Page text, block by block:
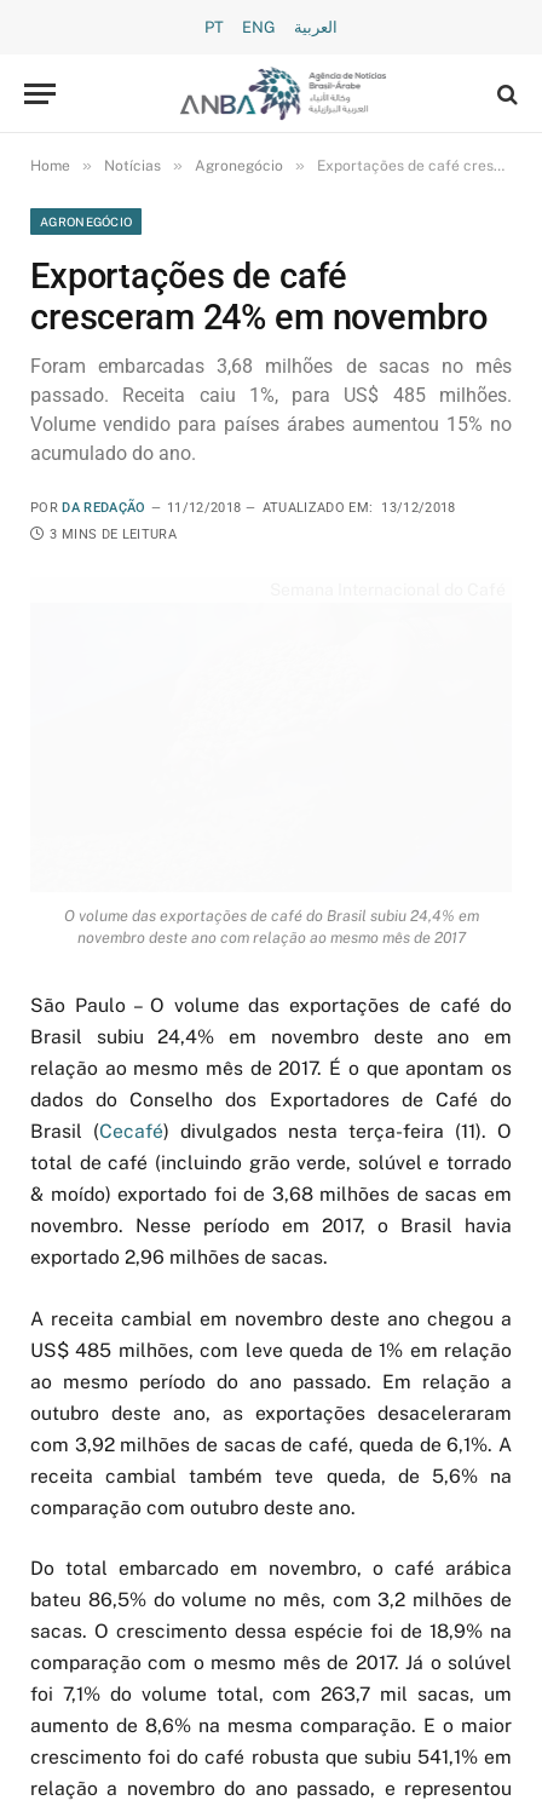
PT ENG العربية
Home » Notícias » Agronegócio » Exportações de café cresceram 24% em novembro
AGRONEGÓCIO
Exportações de café
cresceram 24% em novembro
Foram embarcadas 3,68 milhões de sacas no mês
passado. Receita caiu 1%, para US$ 485 milhões.
Volume vendido para países árabes aumentou 15% no
acumulado do ano.
POR DA REDAÇÃO 11/12/2018 ATUALIZADO EM:
13/12/2018
3 MINS DE LEITURA
O volume das exportações de café do Brasil subiu 24,4% em
novembro deste ano com relação ao mesmo mês de 2017
São Paulo – O volume das exportações de café do
Brasil subiu 24,4% em novembro deste ano em
relação ao mesmo mês de 2017. É o que apontam os
dados do Conselho dos Exportadores de Café do
Brasil (Cecafé) divulgados nesta terça-feira (11). O
total de café (incluindo grão verde, solúvel e torrado
& moído) exportado foi de 3,68 milhões de sacas em
novembro. Nesse período em 2017, o Brasil havia
exportado 2,96 milhões de sacas.
A receita cambial em novembro deste ano chegou a
US$ 485 milhões, com leve queda de 1% em relação
ao mesmo período do ano passado. Em relação a
outubro deste ano, as exportações desaceleraram
com 3,92 milhões de sacas de café, queda de 6,1%. A
receita cambial também teve queda, de 5,6% na
comparação com outubro deste ano.
Do total embarcado em novembro, o café arábica
bateu 86,5% do volume no mês, com 3,2 milhões de
sacas. O crescimento dessa espécie foi de 18,9% na
comparação com o mesmo mês de 2017. Já o solúvel
foi 7,1% do volume total, com 263,7 mil sacas, um
aumento de 8,6% na mesma comparação. E o maior
crescimento foi do café robusta que subiu 541,1% em
relação a novembro do ano passado, e representou